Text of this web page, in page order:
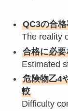
QC3の合
The reality
合格に必
Estimated
危険物乙4
較
Difficulty